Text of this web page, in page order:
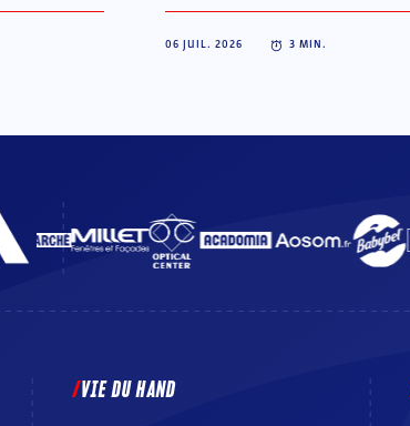
06 JUIL. 2026 3 MIN.
VIE DU HAND